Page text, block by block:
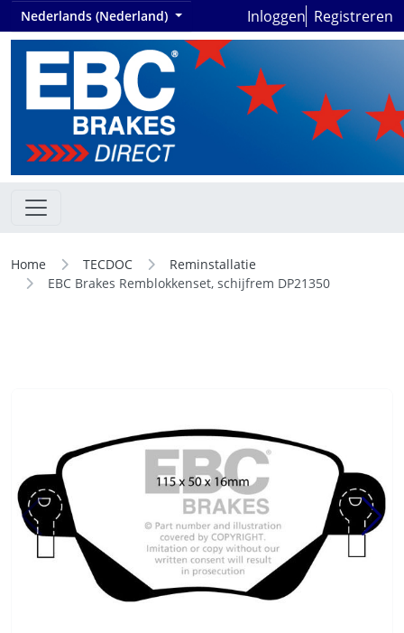
Nederlands (Nederland) Inloggen Registreren
Home TECDOC
Reminstallatie
EBC Brakes Remblokkenset, schijfrem DP21350